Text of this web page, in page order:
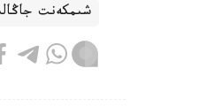
شىمكەنت